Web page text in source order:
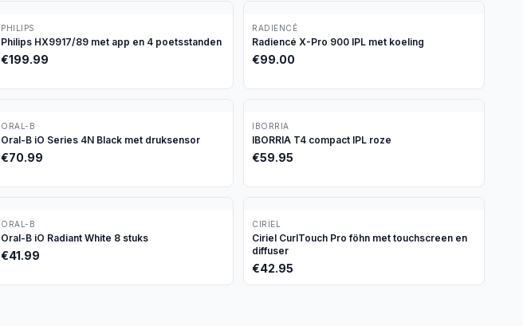
PHILIPS
Philips HX9917/89 met app en 4 poetsstanden
€199.99
RADIENCÉ
Radiencé X-Pro 900 IPL met koeling
€99.00
ORAL-B
Oral-B iO Series 4N Black met druksensor
€70.99
IBORRIA
IBORRIA T4 compact IPL roze
€59.95
ORAL-B
Oral-B iO Radiant White 8 stuks
€41.99
CIRIEL
Ciriel CurlTouch Pro föhn met touchscreen en
diffuser
€42.95